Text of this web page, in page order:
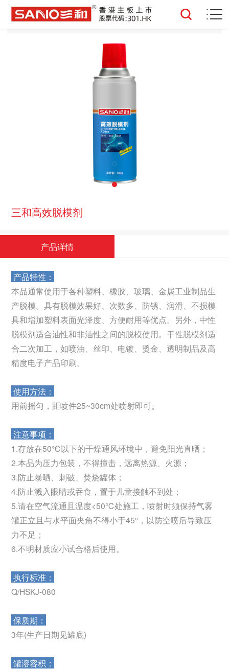
三和高效脱模剂
产品详情
产品特性：
本品通常使用于各种塑料、橡胶、玻璃、金属工业制品生
产脱模。具有脱模效果好、次数多、防锈、润滑、不损模
具和增加塑料表面光泽度、方便耐用等优点。另外，中性
脱模剂适合油性和非油性之间的脱模使用。干性脱模剂适
合二次加工，如喷油、丝印、电镀、烫金、透明制品及高
精度电子产品印刷。
使用方法：
用前摇匀，距喷件25~30cm处喷射即可。
注意事项：
1.存放在50℃以下的干燥通风环境中，避免阳光直晒；
2.本品为压力包装，不得撞击，远离热源、火源；
3.防止暴晒、刺破、焚烧罐体；
4.防止溅入眼睛或吞食，置于儿童接触不到处；
5.请在空气流通且温度<50℃处施工，喷射时须保持气雾
罐正立且与水平面夹角不得小于45°，以防空喷后导致压
力不足；
6.不明材质应小试合格后使用。
执行标准：
Q/HSKJ-080
保质期：
3年(生产日期见罐底)
罐溶容积：